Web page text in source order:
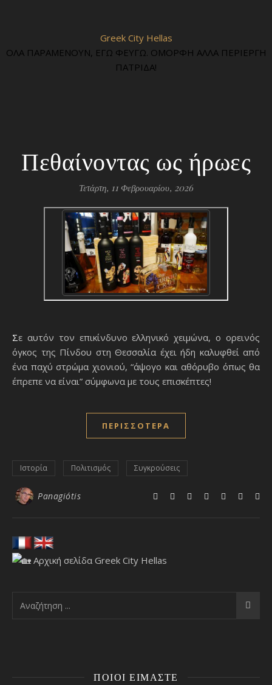
Greek City Hellas
ΟΛΑ ΠΑΡΑΜΕΝΟΥΝ, ΕΓΩ ΦΕΥΓΩ. ΟΜΟΡΦΗ ΑΛΛΑ ΠΕΡΙΕΡΓΗ
ΠΑΤΡΙΔΑ!
Πεθαίνοντας ως ήρωες
Τετάρτη, 11 Φεβρουαρίου, 2026
Σε αυτόν τον επικίνδυνο ελληνικό χειμώνα, ο ορεινός
όγκος της Πίνδου στη Θεσσαλία έχει ήδη καλυφθεί από
ένα παχύ στρώμα χιονιού, “άψογο και αθόρυβο όπως θα
έπρεπε να είναι” σύμφωνα με τους επισκέπτες!
ΠΕΡΙΣΣΌΤΕΡΑ
Ιστορία Πολιτισμός Συγκρούσεις
Panagiótis
ΠΟΙΟΙ ΕΊΜΑΣΤΕ